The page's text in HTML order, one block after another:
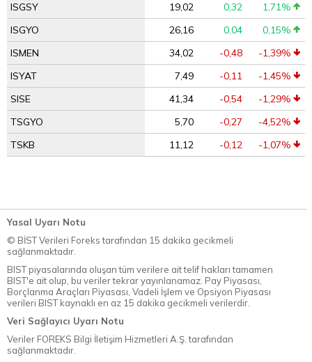
ISGSY
19,02 0,32
1,71%
ISGYO
26,16 0,04
0,15%
ISMEN
34,02 -0,48
-1,39%
ISYAT
7,49 -0,11
-1,45%
SISE
41,34 -0,54
-1,29%
TSGYO
5,70 -0,27
-4,52%
TSKB
11,12 -0,12 -1,07%
Yasal Uyarı Notu
© BİST Verileri Foreks tarafından 15 dakika gecikmeli
sağlanmaktadır.
BIST piyasalarında oluşan tüm verilere ait telif hakları tamamen
BIST'e ait olup, bu veriler tekrar yayınlanamaz. Pay Piyasası,
Borçlanma Araçları Piyasası, Vadeli İşlem ve Opsiyon Piyasası
verileri BIST kaynaklı en az 15 dakika gecikmeli verilerdir.
Veri Sağlayıcı Uyarı Notu
Veriler FOREKS Bilgi İletişim Hizmetleri A.Ş. tarafından
sağlanmaktadır.